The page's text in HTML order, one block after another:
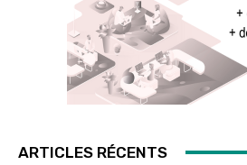
ARTICLES RÉCENTS